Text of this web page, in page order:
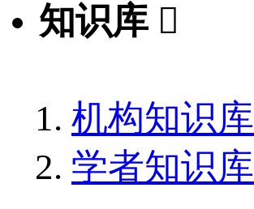
知识库 
机构知识库
学者知识库